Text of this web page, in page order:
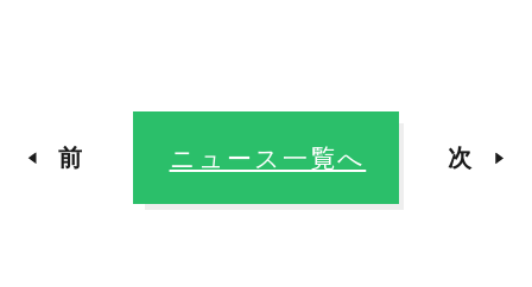
前 ニュース一覧へ 次